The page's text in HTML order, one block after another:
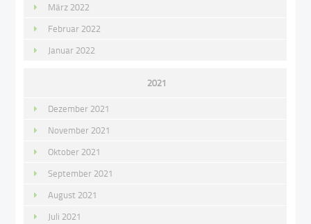
März 2022
Februar 2022
Januar 2022
2021
Dezember 2021
November 2021
Oktober 2021
September 2021
August 2021
Juli 2021